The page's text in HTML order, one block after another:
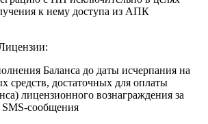
к нему доступа из АПК
Баланса до даты исчерпания на
средств, достаточных для оплаты
лицензионного вознаграждения за
SMS-сообщения